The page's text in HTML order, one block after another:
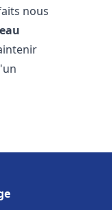
nous